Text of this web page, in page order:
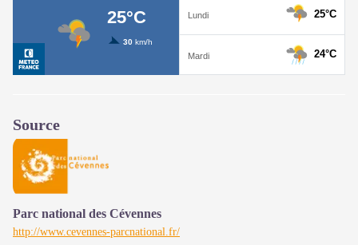
Source
Parc national des Cévennes
http://www.cevennes-parcnational.fr/